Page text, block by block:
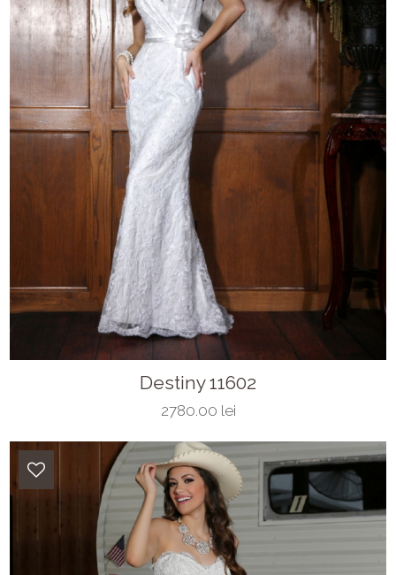
Destiny 11602
2780.00 lei